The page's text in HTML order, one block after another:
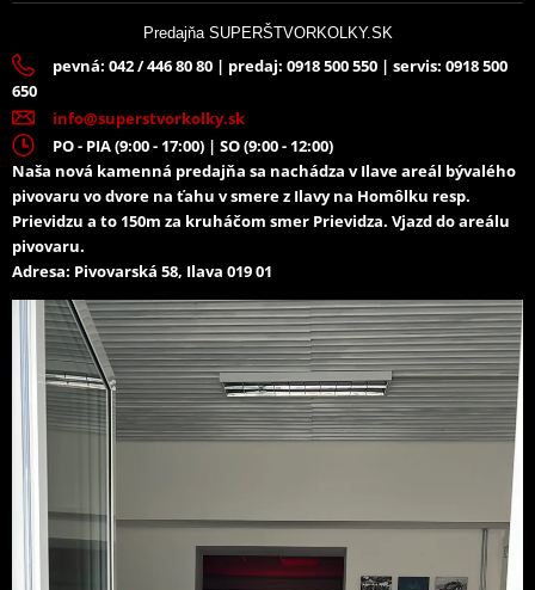
Predajňa SUPERŠTVORKOLKY.SK
pevná: 042 / 446 80 80 | predaj: 0918 500 550 | servis: 0918 500
650
info@superstvorkolky.sk
PO - PIA (9:00 - 17:00) | SO (9:00 - 12:00)
Naša nová kamenná predajňa sa nachádza v Ilave areál bývalého
pivovaru vo dvore na ťahu v smere z Ilavy na Homôlku resp.
Prievidzu a to 150m za kruháčom smer Prievidza. Vjazd do areálu
pivovaru.
Adresa: Pivovarská 58, Ilava 019 01